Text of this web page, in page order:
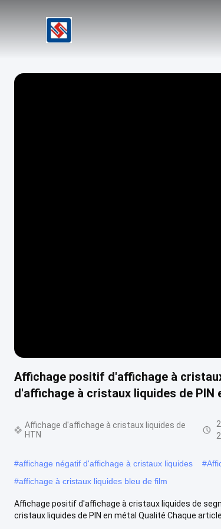
Affichage positif d'affichage à
d'affichage à cristaux liquides de
Affichage d'affichage à cristaux liquides de
HTN
#affichage négatif d'affichage à cristaux liquides #
#affichage à cristaux liquides bleu de film
Affichage positif d'affichage à cristaux liquides de
cristaux liquides de PIN en métal Qualité Chaque